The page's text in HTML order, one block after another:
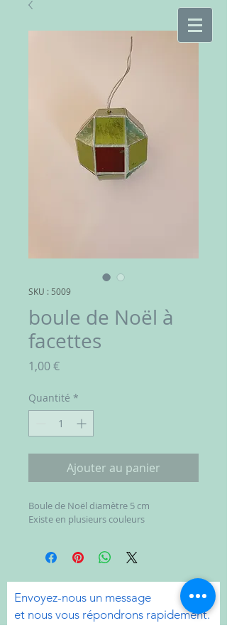
SKU : 5009
boule de Noël à
facettes
1,00 €Prix
Quantité *
Ajouter au panier
Boule de Noël diamètre 5 cm
Existe en plusieurs couleurs
Envoyez-nous un message
et nous vous répondrons rapidement.